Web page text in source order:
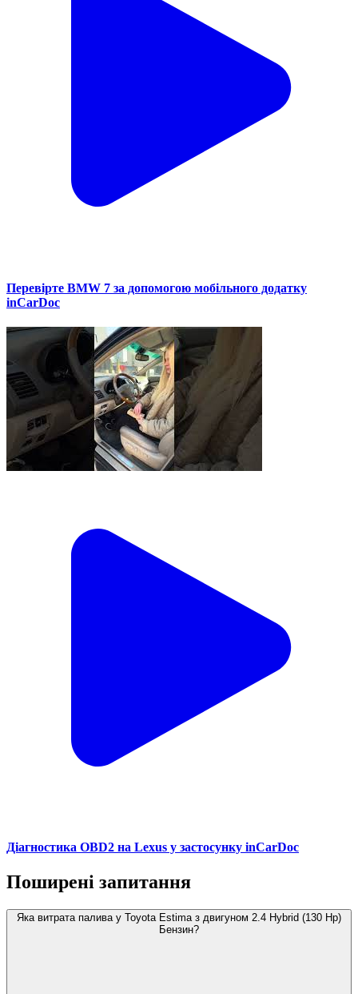
Перевірте BMW 7 за допомогою мобільного додатку
inCarDoc
Діагностика OBD2 на Lexus у застосунку inCarDoc
Поширені запитання
Яка витрата палива у Toyota Estima з двигуном 2.4 Hybrid (130 Hp)
Бензин?